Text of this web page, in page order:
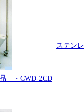
」・CWD-2CD
ステン